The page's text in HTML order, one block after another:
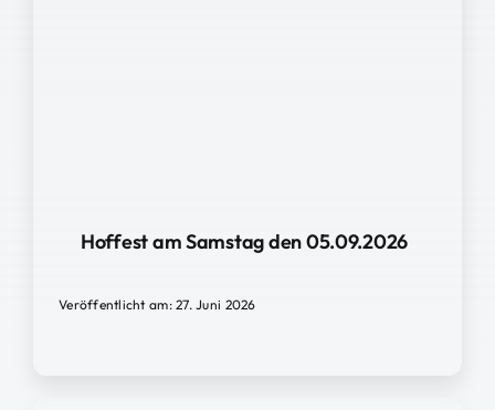
Hoffest am Samstag den 05.09.2026
Veröffentlicht am: 27. Juni 2026